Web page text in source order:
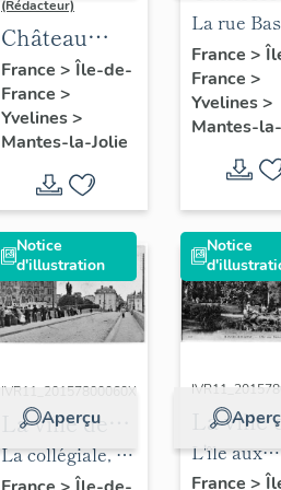
(Rédacteur)
Château
(détruit)
France > Île-de-
France >
Yvelines>
Mantes-la-Jolie
La rue
des
au XIXe
dessin. (Région
Fonds
CREDOP).
France >
France >
Yvelines>
Mantes-
Notice
d'illustration
Aperçu
IVR11_20157800060X
La ville de
Mantes-la-
La collégiale, le
pont et l'entrée
Notice
La ville
Mantes-
Jolie
L'île aux
Dames.
France >